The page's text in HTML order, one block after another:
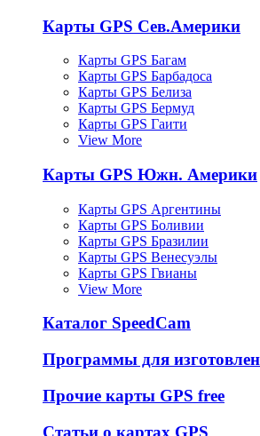
Карты GPS Сев.Америки
Карты GPS Багам
Карты GPS Барбадоса
Карты GPS Белиза
Карты GPS Бермуд
Карты GPS Гаити
View More
Карты GPS Южн. Америки
Карты GPS Аргентины
Карты GPS Боливии
Карты GPS Бразилии
Карты GPS Венесуэлы
Карты GPS Гвианы
View More
Каталог SpeedCam
Программы для
Прочие карты GPS free
Статьи о картах GPS